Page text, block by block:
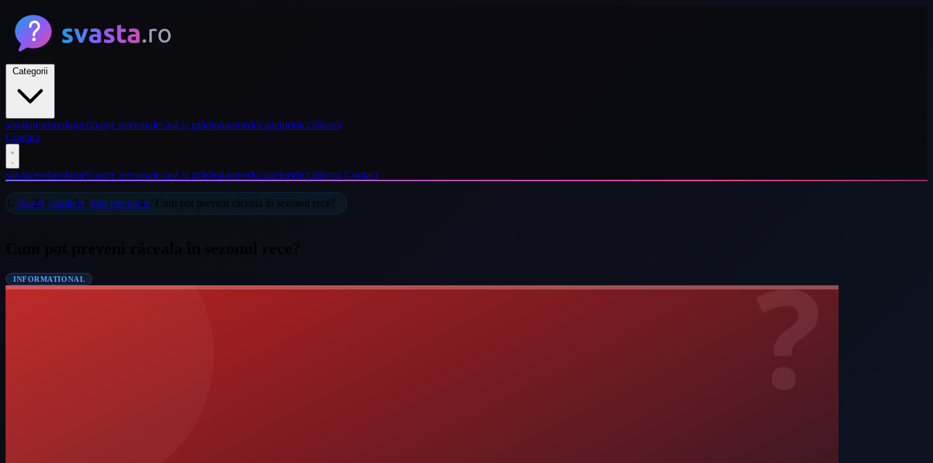
sănătatetehnologiefinanțe personalecasă și grădinăautoeducațiejuridiccălătorii
Contact
sănătatetehnologiefinanțe personalecasă și grădinăautoeducațiejuridiccălătorii Contact
Acasă/ sănătate/ boli frecvente/ Cum pot preveni răceala în sezonul rece?
INFORMATIONAL